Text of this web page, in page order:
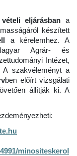
eljárásban a
készített
a kérelemhez. A
Agrár- és
Intézet,
A szakvéleményt a
ben előírt vizsgálati
állítják ki. A
minositeskerol